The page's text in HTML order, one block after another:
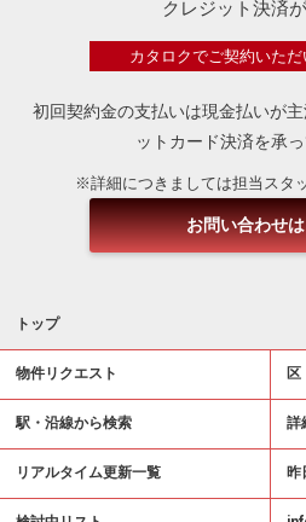
クレジット決済
カタロクでご契約いた
初回契約金の支払いは現金払いが主
ットカード決済を承っ
※詳細につきましては担当スタ
お問い合わせ
トップ
物件リクエスト 区
駅・沿線から検索 詳
リアルタイム更新一覧 昨